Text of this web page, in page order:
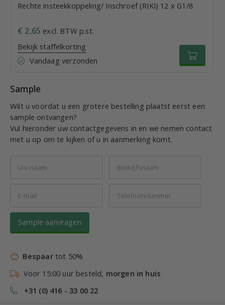
Rechte insteekkoppeling/ Inschroef (RIKI) 12 x G1/8
€ 2,65 excl. BTW p.st.
Bekijk staffelkorting
Vandaag verzonden
Sample
Wilt u voordat u een grotere bestelling plaatst eerst een
sample ontvangen?
Vul hieronder uw contactgegevens in en we nemen contact
met u op om te kijken of u in aanmerking komt.
Sample aanvragen
Bespaartot 50%
Voor 15:00 uur besteld, morgen in huis
+31 (0) 416 - 33 00 22